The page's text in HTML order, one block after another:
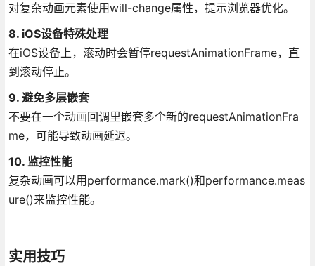
对复杂动画元素使用will-change属性，提示浏览器优化。
8. iOS设备特殊处理
在iOS设备上，滚动时会暂停requestAnimationFrame，直
到滚动停止。
9. 避免多层嵌套
不要在一个动画回调里嵌套多个新的requestAnimationFra
me，可能导致动画延迟。
10. 监控性能
复杂动画可以用performance.mark()和performance.meas
ure()来监控性能。
实用技巧